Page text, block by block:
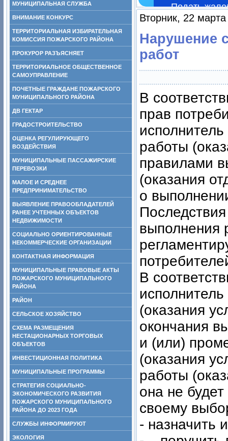
МУНИЦИПАЛЬНАЯ СЛУЖБА
ВНИМАНИЕ КОНКУРС
ТЕРРИТОРИАЛЬНАЯ ИЗБИРАТЕЛЬНАЯ
КОМИССИЯ ПОЖАРСКОГО РАЙОНА
ПРОКУРОР РАЗЪЯСНЯЕТ
ТЕРРИТОРИАЛЬНОЕ ОБЩЕСТВЕННОЕ
САМОУПРАВЛЕНИЕ
ПОЧЕТНЫЕ ГРАЖДАНЕ ПОЖАРСКОГО
МУНИЦИПАЛЬНОГО РАЙОНА
ДВ ГЕКТАР
ГРАДОСТРОИТЕЛЬСТВО
ОЦЕНКА РЕГУЛИРУЮЩЕГО
ВОЗДЕЙСТВИЯ
МУНИЦИПАЛЬНЫЕ ПАССАЖИРСКИЕ
ПЕРЕВОЗКИ
МАЛОЕ И СРЕДНЕЕ
ПРЕДПРИНИМАТЕЛЬСТВО
ВЫЯВЛЕНИЕ ПРАВООБЛАДАТЕЛЕЙ
РАНЕЕ УЧТЕННЫХ ОБЪЕКТОВ
НЕДВИЖИМОСТИ
СОЦИАЛЬНО ОРИЕНТИРОВАННЫЕ
НЕКОММЕРЧЕСКИЕ ОРГАНИЗАЦИИ
КОНТАКТНАЯ ИНФОРМАЦИЯ
МУНИЦИПАЛЬНЫЕ ПРАВОВЫЕ АКТЫ
ПОЖАРСКОГО МУНИЦИПАЛЬНОГО
РАЙОНА
РАЙОН
СЕЛЬСКОЕ ХОЗЯЙСТВО
СХЕМА РАЗМЕЩЕНИЯ
НЕСТАЦИОНАРНЫХ ТОРГОВЫХ
ОБЪЕКТОВ
ИНВЕСТИЦИОННАЯ ПОЛИТИКА
МУНИЦИПАЛЬНЫЕ ПРОГРАММЫ
СТРАТЕГИЯ СОЦИАЛЬНО-
ЭКОНОМИЧЕСКОГО РАЗВИТИЯ
ПОЖАРСКОГО МУНИЦИПАЛЬНОГО
РАЙОНА ДО 2023 ГОДА
СЛУЖБЫ ИНФОРМИРУЮТ
ЭКОЛОГИЯ
Подать
Вторник, 22
Нарушение
работ
В
прав
работы
правилами
(оказания
о
выполнения
В
(оказания
окончания
и (или)
(оказания
работы
она не
своему
- назначить